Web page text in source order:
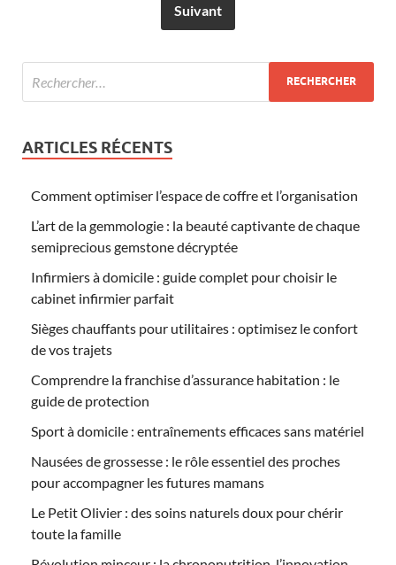
Suivant
ARTICLES RÉCENTS
Comment optimiser l’espace de coffre et l’organisation
L’art de la gemmologie : la beauté captivante de chaque
semiprecious gemstone décryptée
Infirmiers à domicile : guide complet pour choisir le
cabinet infirmier parfait
Sièges chauffants pour utilitaires : optimisez le confort
de vos trajets
Comprendre la franchise d’assurance habitation : le
guide de protection
Sport à domicile : entraînements efficaces sans matériel
Nausées de grossesse : le rôle essentiel des proches
pour accompagner les futures mamans
Le Petit Olivier : des soins naturels doux pour chérir
toute la famille